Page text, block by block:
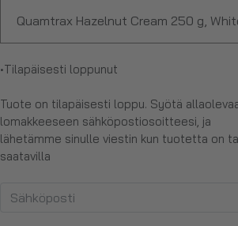
Quamtrax Hazelnut Cream 250 g,
•Tilapäisesti loppunut
Tuote on tilapäisesti loppu. Syötä
lomakkeeseen sähköpostiosoitteesi, ja
lähetämme sinulle viestin kun tuotetta on
saatavilla